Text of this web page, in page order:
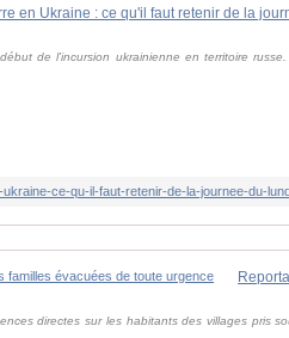
en Ukraine : ce qu'il faut retenir de la
de l'incursion ukrainienne en territoire
ce-qu-il-faut-retenir-de-la-journee-du-
directes sur les habitants des villages pris